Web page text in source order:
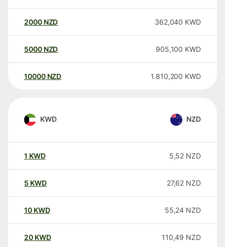
2000 NZD 362,040 KWD
5000 NZD 905,100 KWD
10000 NZD 1.810,200 KWD
KWD NZD
1 KWD 5,52 NZD
5 KWD 27,62 NZD
10 KWD 55,24 NZD
20 KWD 110,49 NZD